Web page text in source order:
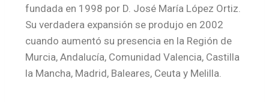
fundada en 1998 por D. José María López Ortiz.
Su verdadera expansión se produjo en 2002
cuando aumentó su presencia en la Región de
Murcia, Andalucía, Comunidad Valencia, Castilla
la Mancha, Madrid, Baleares, Ceuta y Melilla.